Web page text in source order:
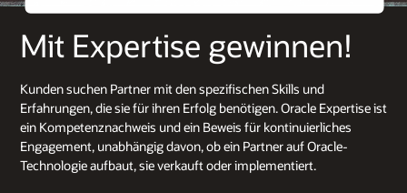
Mit Expertise gewinnen!
Kunden suchen Partner mit den spezifischen Skills und
Erfahrungen, die sie für ihren Erfolg benötigen. Oracle Expertise ist
ein Kompetenznachweis und ein Beweis für kontinuierliches
Engagement, unabhängig davon, ob ein Partner auf Oracle-
Technologie aufbaut, sie verkauft oder implementiert.